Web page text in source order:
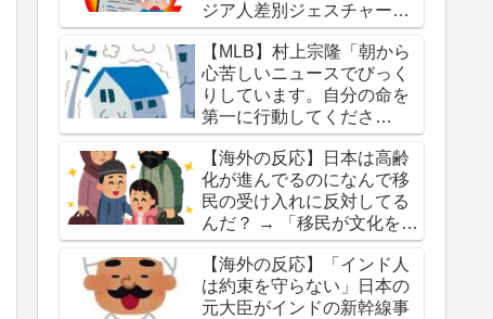
ジア人差別ジェスチャーし
ている写真を投稿して炎上
中
【MLB】村上宗隆「朝から
心苦しいニュースでびっく
りしています。自分の命を
第一に行動してくださ
い。」 → 「本当に胸が痛
む」「最近大きな地震が多
くないか？」
【海外の反応】日本は高齢
化が進んでるのになんで移
民の受け入れに反対してる
んだ？ → 「移民が文化を破
壊すると思ってるからな」
「他国の失敗を見てきたか
らだろ」
【海外の反応】「インド人
は約束を守らない」日本の
元大臣がインドの新幹線事